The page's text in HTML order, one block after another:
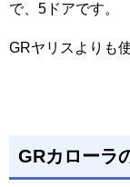
で、5ドアです。
GRヤリスよりも
GRカローラ